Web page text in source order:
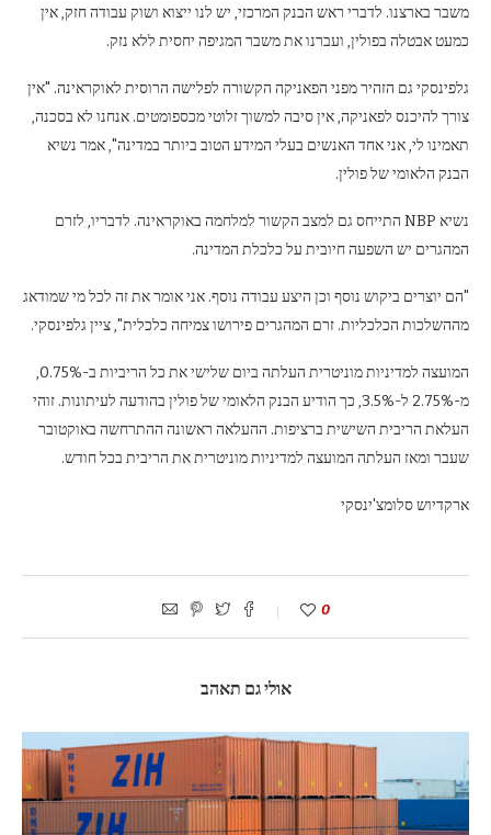
משבר בארצנו. לדברי ראש הבנק המרכזי, יש לנו ייצוא ושוק עבודה חזק, אין
כמעט אבטלה בפולין, ועברנו את משבר המגיפה יחסית ללא נזק.
גלפינסקי גם הזהיר מפני הפאניקה הקשורה לפלישה הרוסית לאוקראינה. "אין
צורך להיכנס לפאניקה, אין סיבה למשוך זלוטי מכספומטים. אנחנו לא בסכנה,
תאמינו לי, אני אחד האנשים בעלי המידע הטוב ביותר במדינה", אמר נשיא
הבנק הלאומי של פולין.
נשיא NBP התייחס גם למצב הקשור למלחמה באוקראינה. לדבריו, לזרם
המהגרים יש השפעה חיובית על כלכלת המדינה.
"הם יוצרים ביקוש נוסף וכן היצע עבודה נוסף. אני אומר את זה לכל מי שמודאג
מההשלכות הכלכליות. זרם המהגרים פירושו צמיחה כלכלית", ציין גלפינסקי.
המועצה למדיניות מוניטרית העלתה ביום שלישי את כל הריביות ב-0.75%,
מ-2.75% ל-3.5%, כך הודיע ​​הבנק הלאומי של פולין בהודעה לעיתונות. זוהי
העלאת הריבית השישית ברציפות. ההעלאה ראשונה ההתרחשה באוקטובר
שעבר ומאז העלתה המועצה למדיניות מוניטרית את הריבית בכל חודש.
ארקדיוש סלומצ'ינסקי
0
אולי גם תאהב